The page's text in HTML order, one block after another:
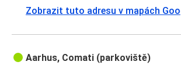
Zobrazit tuto adresu v mapách
Aarhus, Comati (parkoviště)